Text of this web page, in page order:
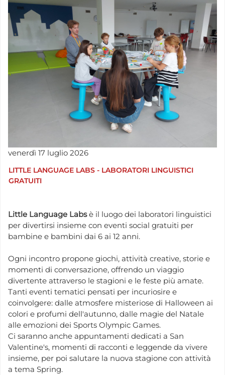
venerdì 17 luglio 2026
LITTLE LANGUAGE LABS - LABORATORI LINGUISTICI
GRATUITI
Little Language Labsè il luogo dei laboratori linguistici
per divertirsi insieme con eventi social gratuiti per
bambine e bambini dai 6 ai 12 anni.
Ogni incontro propone giochi, attività creative, storie e
momenti di conversazione, offrendo un viaggio
divertente attraverso le stagioni e le feste più amate.
Tanti eventi tematici pensati per incuriosire e
coinvolgere: dalle atmosfere misteriose di Halloween ai
colori e profumi dell'autunno, dalle magie del Natale
alle emozioni dei Sports Olympic Games.
Ci saranno anche appuntamenti dedicati a San
Valentine's, momenti di racconti e leggende da vivere
insieme, per poi salutare la nuova stagione con attività
a tema Spring.